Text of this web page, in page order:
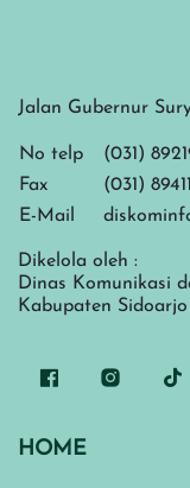
Jalan Gubernur
No telp
(031)
Fax
(031)
E-Mail
Dikelola oleh :
Dinas Komunikasi
Kabupaten Sidoarjo
HOME